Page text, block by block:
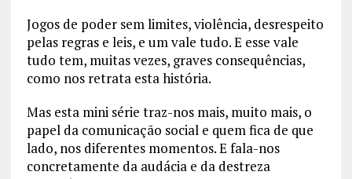
Jogos de poder sem limites, violência, desrespeito
pelas regras e leis, e um vale tudo. E esse vale
tudo tem, muitas vezes, graves consequências,
como nos retrata esta história.
Mas esta mini série traz-nos mais, muito mais, o
papel da comunicação social e quem fica de que
lado, nos diferentes momentos. E fala-nos
concretamente da audácia e da destreza